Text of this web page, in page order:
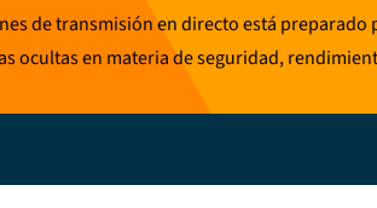
de transmisión en directo está
ocultas en materia de seguridad,